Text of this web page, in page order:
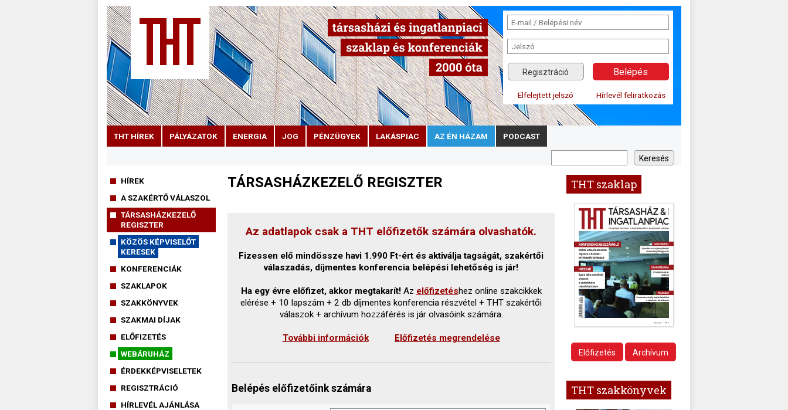
Regisztráció
Elfelejtett jelszó Hírlevél feliratkozás
THT HÍREK PÁLYÁZATOK ENERGIA JOG PÉNZÜGYEK LAKÁSPIAC AZ ÉN HÁZAM PODCAST
HÍREK
A SZAKÉRTŐ VÁLASZOL
TÁRSASHÁZKEZELŐ
REGISZTER
KÖZÖS KÉPVISELŐT
KERESEK
KONFERENCIÁK
SZAKLAPOK
SZAKKÖNYVEK
SZAKMAI DÍJAK
ELŐFIZETÉS
WEBÁRUHÁZ
ÉRDEKKÉPVISELETEK
REGISZTRÁCIÓ
HÍRLEVÉL AJÁNLÁSA
TÁRSASHÁZKEZELŐ REGISZTER
Az adatlapok csak a THT előfizetők számára olvashatók.
Fizessen elő mindössze havi 1.990 Ft-ért és aktiválja tagságát, szakértői
válaszadás, díjmentes konferencia belépési lehetőség is jár!
Ha egy évre előfizet, akkor megtakarít!Az előfizetéshez online szakcikkek
elérése + 10 lapszám + 2 db díjmentes konferencia részvétel + THT szakértői
válaszok + archívum hozzáférés is jár olvasóink számára.
További információk Előfizetés megrendelése
Belépés előfizetőink számára
THT szaklap
Előfizetés Archívum
THT szakkönyvek